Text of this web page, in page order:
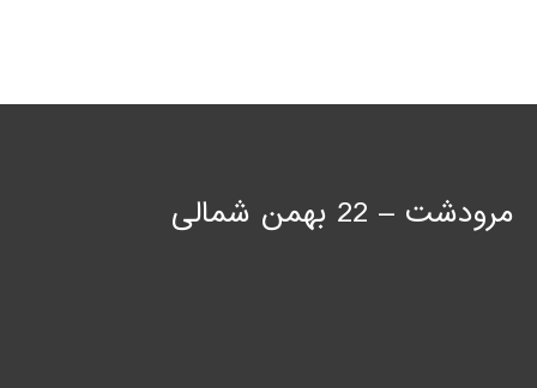
مرودشت – 22 بهمن شمالی